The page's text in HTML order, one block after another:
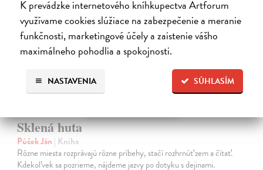
K prevádzke internetového kníhkupectva Artforum
využívame cookies slúžiace na zabezpečenie a meranie
funkčnosti, marketingové účely a zaistenie vášho
maximálneho pohodlia a spokojnosti.
SÚHLASÍM
NASTAVENIA
Sklená huta
Púček Ján | Kniha
Rôzne miesta rozprávajú rôzne príbehy, stačí rozhrnúť zem a čítať.
Kdekoľvek sa pozrieme, nájdeme jazvy po dotyku s dejinami.